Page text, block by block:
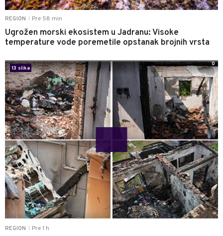
REGION Pre 58 min
Ugrožen morski ekosistem u Jadranu: Visoke
temperature vode poremetile opstanak brojnih vrsta
REGION Pre 1 h
13 slika
0